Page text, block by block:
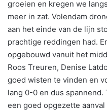
groeien en kregen we
meer in zat. Volendam
aan het einde van de lijn
prachtige reddingen had.
opgebouwd vanuit het
Roos Treuren, Denise
goed wisten te vinden en
lang 0-0 en dus spannend.
een goed opgezette